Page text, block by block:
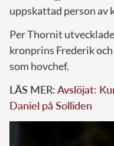
uppskattad person av
Per Thornit
kronprins Frederik
som hovchef.
LÄS MER:Avslöjat:
Daniel på Solliden